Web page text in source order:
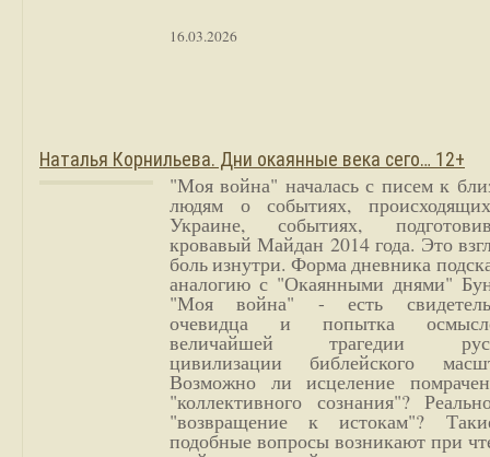
16.03.2026
Наталья Корнильева. Дни окаянные века сего… 12+
"Моя война" началась с писем к
людям о событиях,
Украине, событиях,
кровавый Майдан 2014 года. Это
боль изнутри. Форма дневника
аналогию с "Окаянными днями"
"Моя война" - есть
очевидца и попытка
величайшей трагедии
цивилизации библейского
Возможно ли исцеление
"коллективного сознания"?
"возвращение к истокам"?
подобные вопросы возникают при